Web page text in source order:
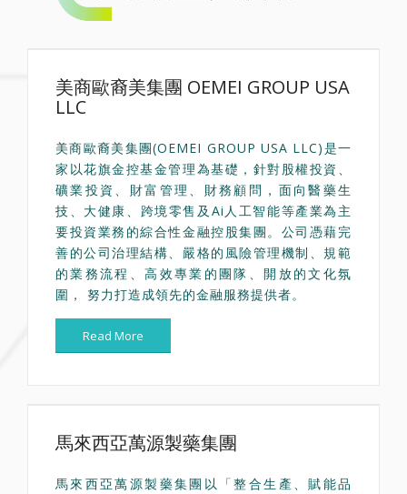
美商歐裔美集團 OEMEI GROUP USA
LLC
美商歐裔美集團(OEMEI GROUP USA LLC)是一
家以花旗金控基金管理為基礎，針對股權投資、
礦業投資、財富管理、財務顧問，面向醫藥生
技、大健康、跨境零售及Ai人工智能等產業為主
要投資業務的綜合性金融控股集團。公司憑藉完
善的公司治理結構、嚴格的風險管理機制、規範
的業務流程、高效專業的團隊、開放的文化氛
圍， 努力打造成領先的金融服務提供者。
Read More
馬來西亞萬源製藥集團
馬來西亞萬源製藥集團以「整合生產、賦能品